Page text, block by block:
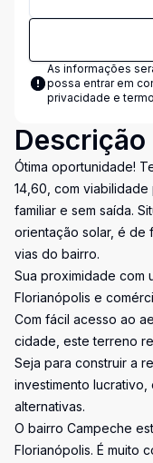
As informações
possa entrar em
privacidade e
Descrição
Ótima oportunidade!
14,60, com viabilidade
familiar e sem saída.
orientação solar, é de
vias do bairro.
Sua proximidade com
Florianópolis e
Com fácil acesso ao
cidade, este terreno
Seja para construir a
investimento
alternativas.
O bairro Campeche
Florianópolis. É muito